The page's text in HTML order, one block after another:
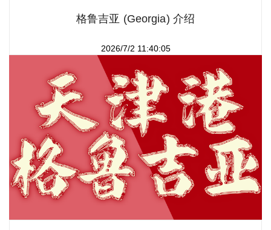
格鲁吉亚 (Georgia) 介绍
2026/7/2 11:40:05